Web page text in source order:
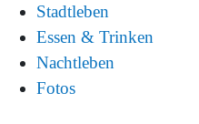
Stadtleben
Essen & Trinken
Nachtleben
Fotos